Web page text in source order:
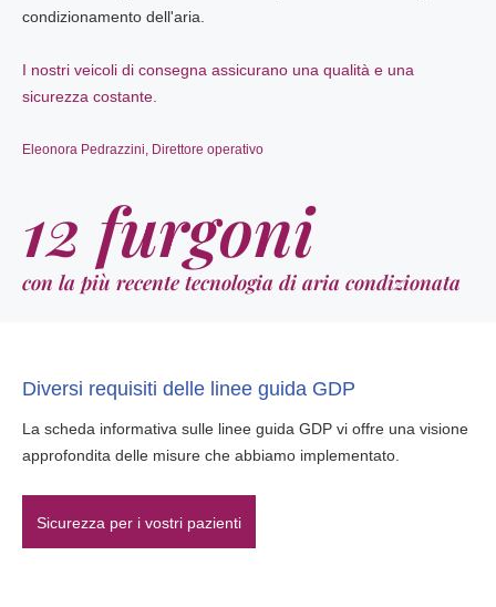
condizionamento dell'aria.
I nostri veicoli di consegna assicurano una qualità e una
sicurezza costante.
Eleonora Pedrazzini, Direttore operativo
con la più recente tecnologia di aria condizionata
12 furgoni
Diversi requisiti delle linee guida GDP
La scheda informativa sulle linee guida GDP vi offre una visione
approfondita delle misure che abbiamo implementato.
Sicurezza per i vostri pazienti